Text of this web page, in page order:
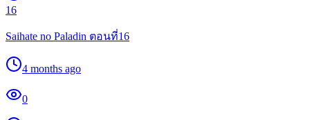
16
Saihate no Paladin ตอนที่16
4 months ago
0